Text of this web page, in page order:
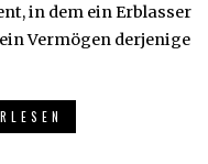
in dem ein Erblasser
Vermögen derjenige